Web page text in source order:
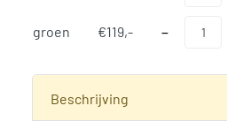
groen €119,- −
Glijbaan aantal
Beschrijving